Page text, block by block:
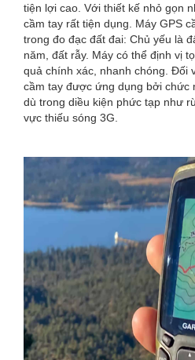
tiện lợi cao. Với thiết kế nhỏ gọn
cầm tay rất tiện dụng. Máy GPS
trong đo đạc đất đai: Chủ yếu là
năm, đất rẫy. Máy có thể định vị
quả chính xác, nhanh chóng. Đối
cầm tay được ứng dụng bởi chức
dù trong diều kiện phức tạp như
vực thiếu sóng 3G.